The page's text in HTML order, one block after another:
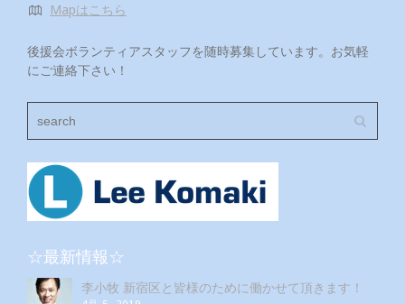
Mapはこちら
後援会ボランティアスタッフを随時募集しています。お気軽
にご連絡下さい！
☆最新情報☆
李小牧 新宿区と皆様のために働かせて頂きます！